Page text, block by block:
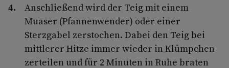
Anschließend wird der Teig mit einem
Muaser (Pfannenwender) oder einer
Sterzgabel zerstochen. Dabei den Teig bei
mittlerer Hitze immer wieder in Klümpchen
zerteilen und für 2 Minuten in Ruhe braten